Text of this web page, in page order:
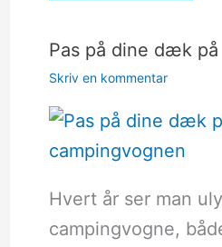
Pas på dine dæk
Skriv en kommentar
Hvert år ser man
campingvogne,